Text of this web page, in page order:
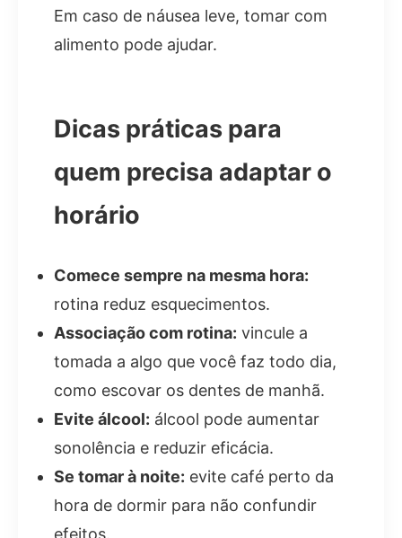
Em caso de náusea leve, tomar com
alimento pode ajudar.
Dicas práticas para
quem precisa adaptar o
horário
Comece sempre na mesma hora:
rotina reduz esquecimentos.
Associação com rotina: vincule a
tomada a algo que você faz todo dia,
como escovar os dentes de manhã.
Evite álcool: álcool pode aumentar
sonolência e reduzir eficácia.
Se tomar à noite: evite café perto da
hora de dormir para não confundir
efeitos.